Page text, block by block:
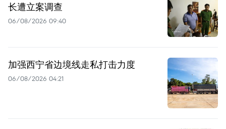
长遭立案调查
06/08/2026 09:40
加强西宁省边境线走私打击力度
06/08/2026 04:21